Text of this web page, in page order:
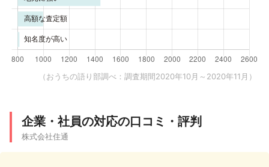
（おうちの語り部調べ：調査期間2020年10月～2020年11月）
企業・社員の対応の口コミ・評判
株式会社住通